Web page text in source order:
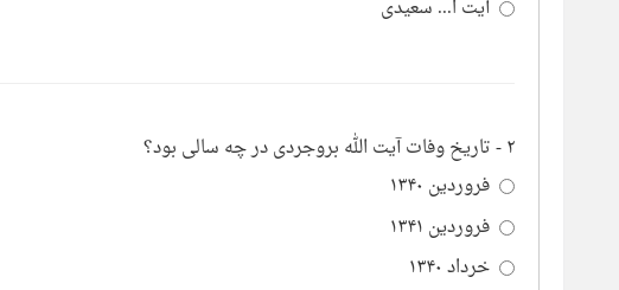
آیت ا... سعیدی
۲ - تاریخ وفات آیت الله بروجردی در چه سالی بود؟
فروردین ۱۳۴۰
فروردین ۱۳۴۱
خرداد ۱۳۴۰